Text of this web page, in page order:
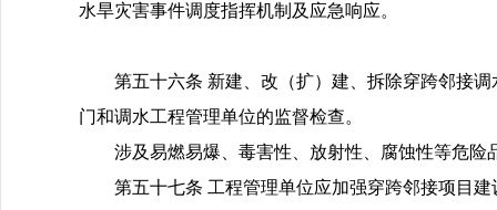
水旱灾害事件调度指挥机制及应急响应。
第五十六条 新建、改（扩）建、拆除穿跨邻接
门和调水工程管理单位的监督检查。
涉及易燃易爆、毒害性、放射性、腐蚀性等危
第五十七条 工程管理单位应加强穿跨邻接项目